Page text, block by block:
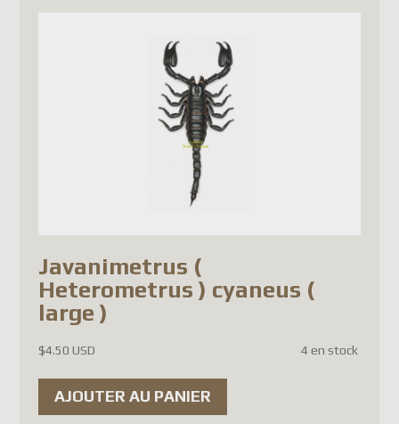
Javanimetrus (
Heterometrus ) cyaneus (
large )
$4.50 USD 4 en stock
AJOUTER AU PANIER
de douane de 3 € par article
en plus de la TVA à
l'importation.
nouvelles exigences de
imposent des
renseignements beaucoup plus
détaillés pour chaque article
Les systèmes de Postes
Canada ne sont pas encore
nouvelles exigences pour
certains pays de l'UE. En
attendant une solution